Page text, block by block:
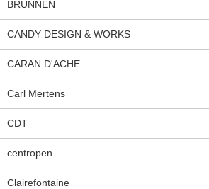
BRUNNEN
CANDY DESIGN & WORKS
CARAN D'ACHE
Carl Mertens
CDT
centropen
Clairefontaine